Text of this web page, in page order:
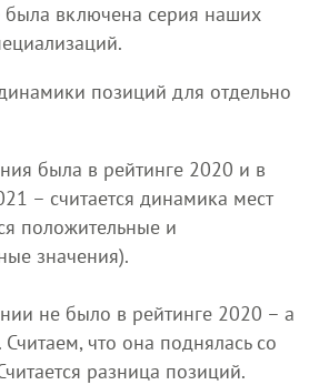
была включена серия наших
позиций для отдельно
была в рейтинге 2020 и в
– считается динамика мест
положительные и
значения).
не было в рейтинге 2020 – а
Считаем, что она поднялась со
разница позиций.